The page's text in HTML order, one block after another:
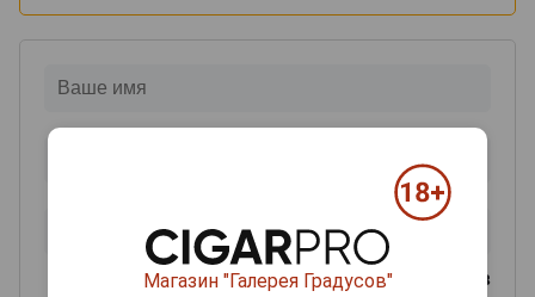
0из 2000 знаков
Магазин "Галерея Градусов"